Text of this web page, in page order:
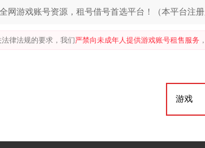
网游戏账号资源，租号借号首选平台！（本平台注
律法规的要求，我们严禁向未成年人提供游戏账号租售服务
游戏